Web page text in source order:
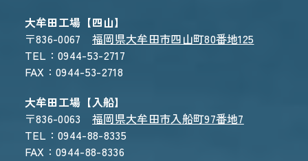
大牟田工場【四山】
〒836-0067福岡県大牟田市四山町80番地125
TEL：0944-53-2717
FAX：0944-53-2718
大牟田工場【入船】
〒836-0063福岡県大牟田市入船町97番地7
TEL：0944-88-8335
FAX：0944-88-8336